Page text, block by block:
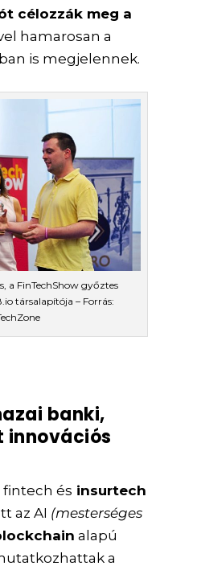
célozzák meg a
hamarosan a
is megjelennek.
a FinTechShow győztes
társalapítója – Forrás:
banki,
fintech és insurtech
az AI (mesterséges
alapú
a